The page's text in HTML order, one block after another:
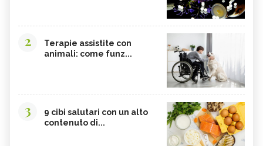
2
Terapie assistite con
animali: come funz...
3
9 cibi salutari con un alto
contenuto di...